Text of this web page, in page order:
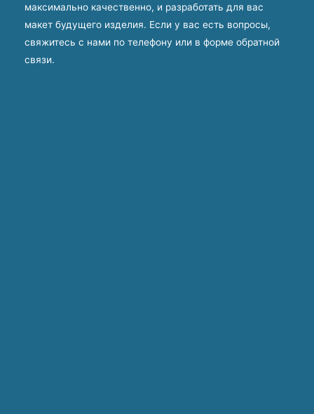
максимально качественно, и разработать для вас
макет будущего изделия. Если у вас есть вопросы,
свяжитесь с нами по телефону или в форме обратной
связи.